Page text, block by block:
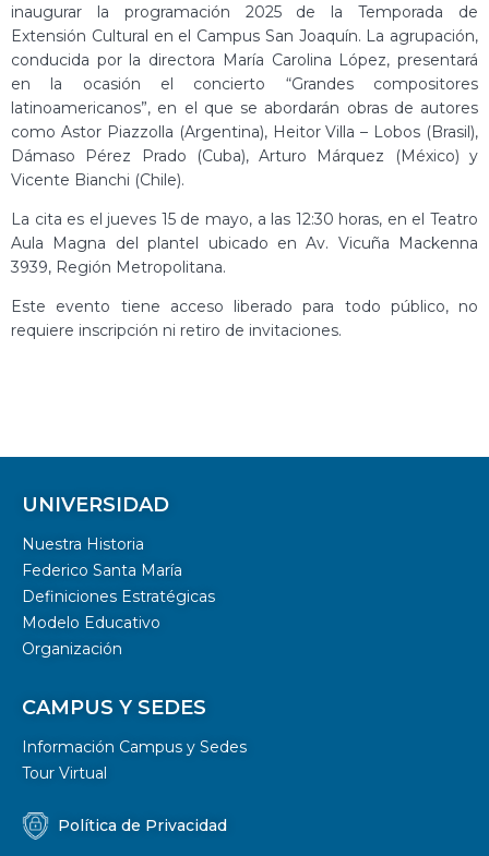
inaugurar la programación 2025 de la Temporada de
Extensión Cultural en el Campus San Joaquín. La agrupación,
conducida por la directora María Carolina López, presentará
en la ocasión el concierto “Grandes compositores
latinoamericanos”, en el que se abordarán obras de autores
como Astor Piazzolla (Argentina), Heitor Villa – Lobos (Brasil),
Dámaso Pérez Prado (Cuba), Arturo Márquez (México) y
Vicente Bianchi (Chile).
La cita es el jueves 15 de mayo, a las 12:30 horas, en el Teatro
Aula Magna del plantel ubicado en Av. Vicuña Mackenna
3939, Región Metropolitana.
Este evento tiene acceso liberado para todo público, no
requiere inscripción ni retiro de invitaciones.
UNIVERSIDAD
Nuestra Historia
Federico Santa María
Definiciones Estratégicas
Modelo Educativo
Organización
CAMPUS Y SEDES
Información Campus y Sedes
Tour Virtual
Política de Privacidad